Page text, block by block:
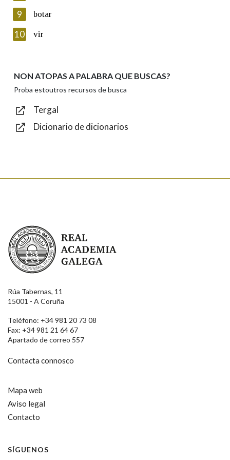
Introduce o código que aparece na imaxe:
Texto de verificación
9 botar
10 vir
NON ATOPAS A PALABRA QUE BUSCAS?
Proba estoutros recursos de busca
Tergal
Dicionario de dicionarios
Real Academia Galega
Rúa Tabernas, 11
15001 - A Coruña
Teléfono: +34 981 20 73 08
Fax: +34 981 21 64 67
Apartado de correo 557
Contacta connosco
Mapa web
Aviso legal
Contacto
SÍGUENOS